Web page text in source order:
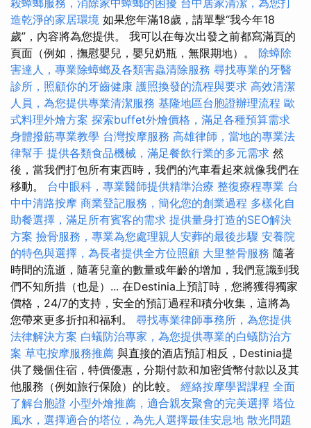
造乾淨的家居環境 如果您年滿18歲，請單擊“我今年18
歲”，內容將為您提供。 我可以在每次出發之前都寫滿頁的
頁面（例如，撫慰嬰兒，嬰兒奶瓶，無限期地）。 除蟑除
害達人，專業除蟑螂及各類害蟲清除服務 尋找專業的牙醫
診所，照顧你的牙齒健康 護照換發的流程與要求 高效清潔
人員，為您提供專業清潔服務 基隆地區台胞證辦理流程 歐
式料理外燴方案 探索buffet外燴價格，滿足各種預算需求
身體撥筋專業教學 台灣按摩服務 高雄律師，當地的專業法
律幫手 提供各類食品機械，滿足餐飲行業的多元需求 然
後，當我們打包所有東西時，我們的汽車看起來就像我們在
移動。 台中眼科，專業醫師提供精準治療 整復療程專業 台
中中清路按摩 商業登記服務，簡化您的創業過程 多樣化自
助餐選擇，滿足所有賓客的需求 提供量身打造的SEO解決
方案 撿骨服務，專業為您處理親人安葬的最後步驟 安養院
的特色與選擇，為長者提供全方位照顧 大里整骨服務 隨著
時間的流逝，隨著兒童的數量或年齡的增加，我們意識到我
們不知所措（也是）... 在Destinia上預訂時，您將獲得獨家
價格，24/7的支持，安全的預訂過程和積分收集，這將為
您帶來更多折扣和福利。 尋找專業律師事務所，為您提供
法律解決方案 白蟻防治專家，為您提供專業的白蟻防治方
案 草屯按摩服務推薦 與直接的酒店預訂相反，Destinia提
供了幾個住宿，特價優惠，分期付款和加密貨幣付款以及其
他服務（例如旅行保險）的比較。 經絡按摩學習課程 全面
了解台胞證 小型外燴推薦，適合親友聚會的完美選擇 塔位
風水，選擇適合的塔位，為先人選擇最佳安息地 散光問題